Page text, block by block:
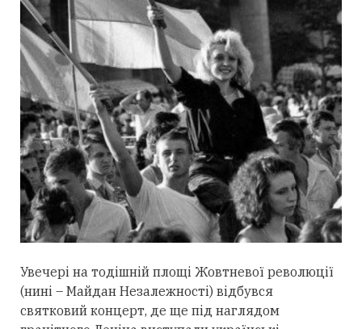
Увечері на тодішній площі Жовтневої революції
(нині – Майдан Незалежності) відбувся
святковий концерт, де ще під наглядом